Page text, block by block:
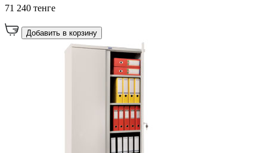
71 240 тенге
Добавить в корзину